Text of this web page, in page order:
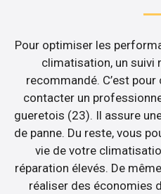
Pour optimiser les
climatisation, un suivi
recommandé. C’est
contacter un
gueretois (23). Il assure
de panne. Du reste, vous
vie de votre
réparation élevés. De
réaliser des économies